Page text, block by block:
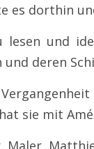
es dorthin
lesen und
deren
sie mit
Maler